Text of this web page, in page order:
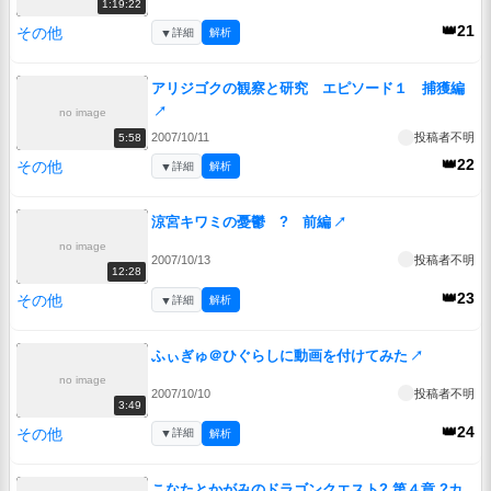
1:19:22
その他 👑21
▼詳細 解析
no image
5:58
アリジゴクの観察と研究 エピソード１ 捕獲編
↗
2007/10/11 投稿者不明
その他 👑22
▼詳細 解析
no image
12:28
涼宮キワミの憂鬱 ? 前編 ↗
2007/10/13 投稿者不明
その他 👑23
▼詳細 解析
no image
3:49
ふぃぎゅ＠ひぐらしに動画を付けてみた ↗
2007/10/10 投稿者不明
その他 👑24
▼詳細 解析